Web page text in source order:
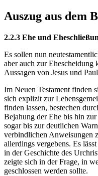
Auszug aus dem
2.2.3 Ehe und
Es sollen nun
aber auch zur Ehescheidung
Aussagen von Jesus und
Im Neuen Testament finden
sich explizit zur
finden lassen, bestechen
Bejahung der Ehe bis hin
sogar bis zur deutlichen
verbindlichen Anweisungen
allerdings vergebens. Es
in der Geschichte des
zeigte sich in der Frage, in
geschlossen werden sollte.